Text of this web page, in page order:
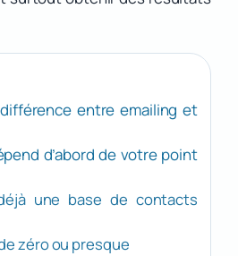
entre emailing et
d’abord de votre point
une base de contacts
zéro ou presque